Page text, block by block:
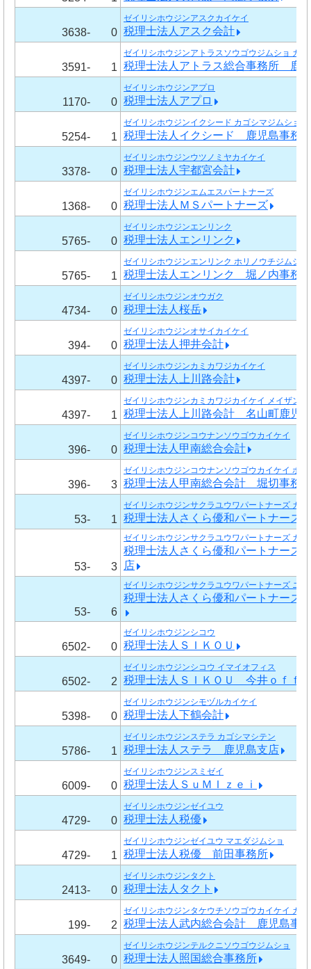
3638- 0
ゼイリシホウジンアスクカイケイ
税理士法人アスク会計
3591- 1
ゼイリシホウジンアトラスソウゴウジムショ カゴ
税理士法人アトラス総合事務所 鹿
1170- 0
ゼイリシホウジンアプロ
税理士法人アプロ
5254- 1
ゼイリシホウジンイクシード カゴシマジムショ
税理士法人イクシード 鹿児島事務
3378- 0
ゼイリシホウジンウツノミヤカイケイ
税理士法人宇都宮会計
1368- 0
ゼイリシホウジンエムエスパートナーズ
税理士法人ＭＳパートナーズ
5765- 0
ゼイリシホウジンエンリンク
税理士法人エンリンク
5765- 1
ゼイリシホウジンエンリンク ホリノウチジムショ
税理士法人エンリンク 堀ノ内事務
4734- 0
ゼイリシホウジンオウガク
税理士法人桜岳
394- 0
ゼイリシホウジンオサイカイケイ
税理士法人押井会計
4397- 0
ゼイリシホウジンカミカワジカイケイ
税理士法人上川路会計
4397- 1
ゼイリシホウジンカミカワジカイケイ メイザンチ
税理士法人上川路会計 名山町鹿児
396- 0
ゼイリシホウジンコウナンソウゴウカイケイ
税理士法人甲南総合会計
396- 3
ゼイリシホウジンコウナンソウゴウカイケイ ホリ
税理士法人甲南総合会計 堀切事務
53- 1
ゼイリシホウジンサクラユウワパートナーズ カゴ
税理士法人さくら優和パートナーズ
53- 3
ゼイリシホウジンサクラユウワパートナーズ カゴ
税理士法人さくら優和パートナーズ
店
53- 6
ゼイリシホウジンサクラユウワパートナーズ ニシ
税理士法人さくら優和パートナーズ
6502- 0
ゼイリシホウジンシコウ
税理士法人ＳＩＫＯＵ
6502- 2
ゼイリシホウジンシコウ イマイオフィス
税理士法人ＳＩＫＯＵ 今井ｏｆｆ
5398- 0
ゼイリシホウジンシモヅルカイケイ
税理士法人下鶴会計
5786- 1
ゼイリシホウジンステラ カゴシマシテン
税理士法人ステラ 鹿児島支店
6009- 0
ゼイリシホウジンスミゼイ
税理士法人ＳｕＭＩｚｅｉ
4729- 0
ゼイリシホウジンゼイユウ
税理士法人税優
4729- 1
ゼイリシホウジンゼイユウ マエダジムショ
税理士法人税優 前田事務所
2413- 0
ゼイリシホウジンタクト
税理士法人タクト
199- 2
ゼイリシホウジンタケウチソウゴウカイケイ カゴ
税理士法人武内総合会計 鹿児島事
3649- 0
ゼイリシホウジンテルクニソウゴウジムショ
税理士法人照国総合事務所